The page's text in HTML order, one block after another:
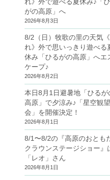
れ》外で遊べる夏休み♪「
がの高原」へ
2026年8月3日
8/2（日）牧歌の里の天気
れ》外で思いっきり遊べる
休み「ひるがの高原」へエ
ケープ♪
2026年8月2日
本日8月1日避暑地「ひるが
高原」で夕涼み♪「星空観望
会」を開催決定！
2026年8月1日
8/1〜8/2の『高原のおとも
クラウンステージショー』
「レオ」さん
2026年8月1日